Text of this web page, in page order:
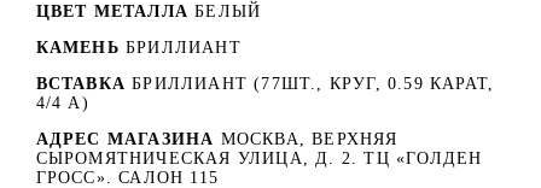
ЦВЕТ МЕТАЛЛА БЕЛЫЙ
КАМЕНЬ БРИЛЛИАНТ
ВСТАВКА БРИЛЛИАНТ (77ШТ., КРУГ, 0.59 КАРАТ,
4/4 А)
АДРЕС МАГАЗИНА МОСКВА, ВЕРХНЯЯ
СЫРОМЯТНИЧЕСКАЯ УЛИЦА, Д. 2. ТЦ «ГОЛДЕН
ГРОСС». САЛОН 115